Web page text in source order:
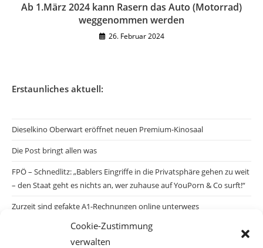
Cookie-Zustimmung
verwalten
Ab 1.März 2024 kann Rasern das Auto (Motorrad)
weggenommen werden
26. Februar 2024
Erstaunliches aktuell:
Dieselkino Oberwart eröffnet neuen Premium-Kinosaal
Die Post bringt allen was
FPÖ – Schnedlitz: „Bablers Eingriffe in die Privatsphäre gehen zu weit
– den Staat geht es nichts an, wer zuhause auf YouPorn & Co surft!“
Zurzeit sind gefakte A1-Rechnungen online unterwegs
Salzburgs Juden und ihre Sicherheit: „Erst nach einem Anschlag wäre
die Gefahr endlich konkret!“